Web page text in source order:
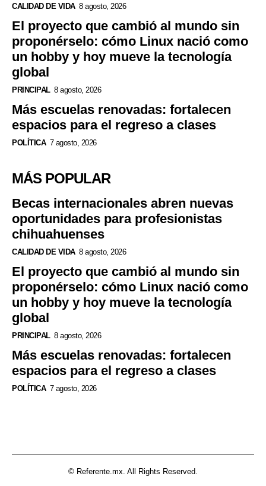
CALIDAD DE VIDA 8 agosto, 2026
El proyecto que cambió al mundo sin
proponérselo: cómo Linux nació como
un hobby y hoy mueve la tecnología
global
PRINCIPAL 8 agosto, 2026
Más escuelas renovadas: fortalecen
espacios para el regreso a clases
POLÍTICA 7 agosto, 2026
MÁS POPULAR
Becas internacionales abren nuevas
oportunidades para profesionistas
chihuahuenses
CALIDAD DE VIDA 8 agosto, 2026
El proyecto que cambió al mundo sin
proponérselo: cómo Linux nació como
un hobby y hoy mueve la tecnología
global
PRINCIPAL 8 agosto, 2026
Más escuelas renovadas: fortalecen
espacios para el regreso a clases
POLÍTICA 7 agosto, 2026
© Referente.mx. All Rights Reserved.